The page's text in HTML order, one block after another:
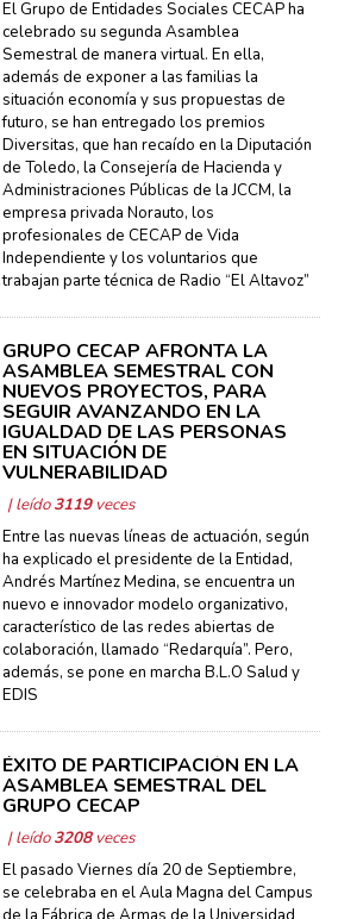
El Grupo de Entidades Sociales CECAP ha
celebrado su segunda Asamblea
Semestral de manera virtual. En ella,
además de exponer a las familias la
situación economía y sus propuestas de
futuro, se han entregado los premios
Diversitas, que han recaído en la Diputación
de Toledo, la Consejería de Hacienda y
Administraciones Públicas de la JCCM, la
empresa privada Norauto, los
profesionales de CECAP de Vida
Independiente y los voluntarios que
trabajan parte técnica de Radio “El Altavoz”
GRUPO CECAP AFRONTA LA
ASAMBLEA SEMESTRAL CON
NUEVOS PROYECTOS, PARA
SEGUIR AVANZANDO EN LA
IGUALDAD DE LAS PERSONAS
EN SITUACIÓN DE
VULNERABILIDAD
| leído3119veces
Entre las nuevas líneas de actuación, según
ha explicado el presidente de la Entidad,
Andrés Martínez Medina, se encuentra un
nuevo e innovador modelo organizativo,
característico de las redes abiertas de
colaboración, llamado “Redarquía”. Pero,
además, se pone en marcha B.L.O Salud y
EDIS
ÉXITO DE PARTICIPACIÓN EN LA
ASAMBLEA SEMESTRAL DEL
GRUPO CECAP
| leído3208veces
El pasado Viernes día 20 de Septiembre,
se celebraba en el Aula Magna del Campus